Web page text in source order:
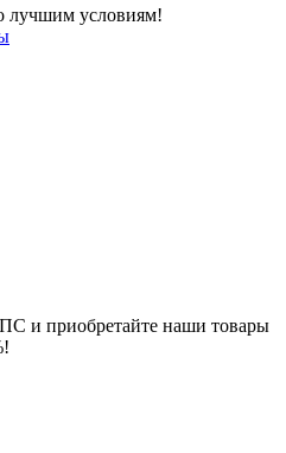
лучшим условиям!
и приобретайте наши товары